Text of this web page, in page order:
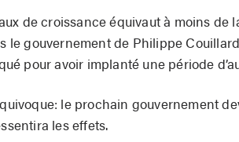
de croissance équivaut à moins de
le gouvernement de Philippe
pour avoir implanté une période
le prochain gouvernement
les effets.